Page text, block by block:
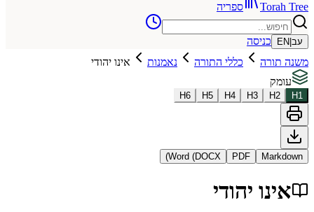
ספריה
כניסה
כללי התורה נאמנות
אינו יהודי
H3
H4
H5
H6
PDF
Word (DOCX)
יהודי